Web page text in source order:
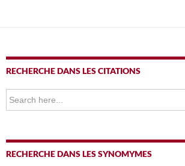
RECHERCHE DANS LES CITATIONS
Search
for:
RECHERCHE DANS LES SYNOMYMES